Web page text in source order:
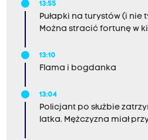
13:55
Pułapki na turystów (i nie
Można stracić fortunę w
13:10
Flama i bogdanka
13:04
Policjant po służbie
latka. Mężczyzna miał